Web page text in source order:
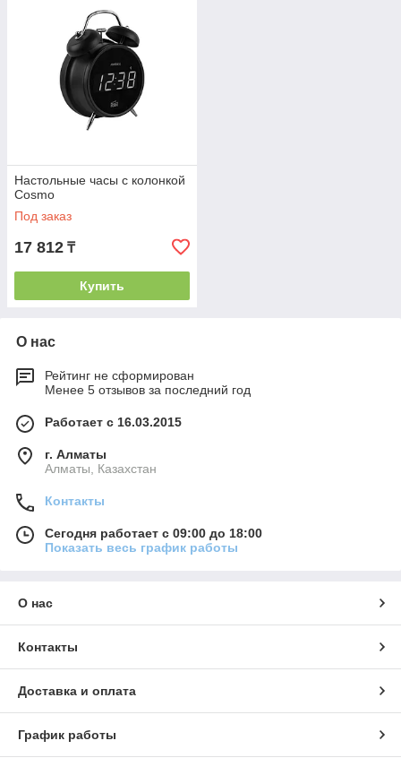
Настольные часы с колонкой
Cosmo
Под заказ
17 812 ₸
Купить
О нас
Рейтинг не сформирован
Менее 5 отзывов за последний год
Работает с 16.03.2015
г. Алматы
Алматы, Казахстан
Контакты
Сегодня работает с 09:00 до 18:00
Показать весь график работы
О нас
Контакты
Доставка и оплата
График работы